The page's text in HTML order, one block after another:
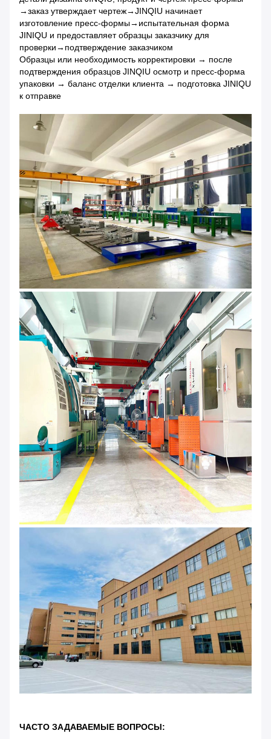
→заказ утверждает чертеж→JINQIU начинает
изготовление пресс-формы→испытательная форма
JINIQU и предоставляет образцы заказчику для
проверки→подтверждение заказчиком
Образцы или необходимость корректировки → после
подтверждения образцов JINQIU осмотр и пресс-форма
упаковки → баланс отделки клиента → подготовка JINIQU
к отправке
ЧАСТО ЗАДАВАЕМЫЕ ВОПРОСЫ: